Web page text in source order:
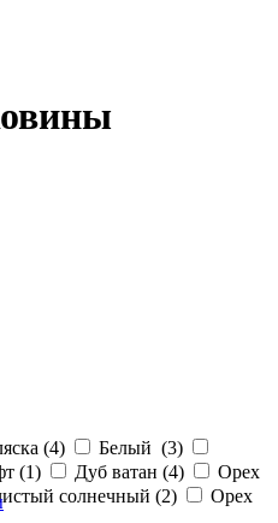
(4) Белый (3)
(1) Дуб ватан (4)
Орех
солнечный (2)
Орех